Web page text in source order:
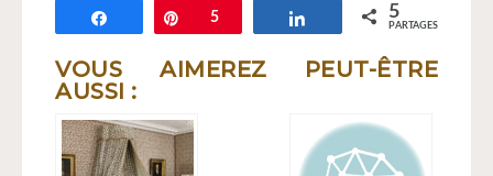
Partagez Épingle
5 Partagez 5
PARTAGES
VOUS AIMEREZ PEUT-ÊTRE
AUSSI :